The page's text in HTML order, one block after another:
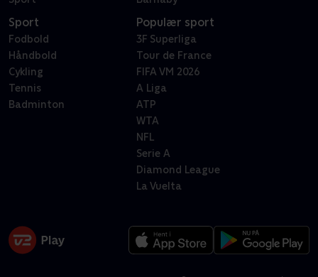
Sport
Fodbold
Håndbold
Cykling
Tennis
Badminton
Populær sport
3F Superliga
Tour de France
FIFA VM 2026
A Liga
ATP
WTA
NFL
Serie A
Diamond League
La Vuelta